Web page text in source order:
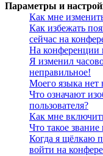
Параметры и
Как мне
Как избежать
сейчас на
На конференции
Я изменил
неправильное!
Моего языка нет
Что означают
пользователя?
Как мне
Что такое
Когда я щёлкаю
войти на